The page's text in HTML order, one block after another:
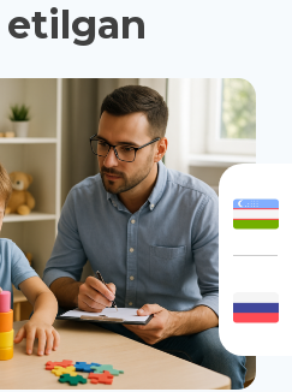
etilgan